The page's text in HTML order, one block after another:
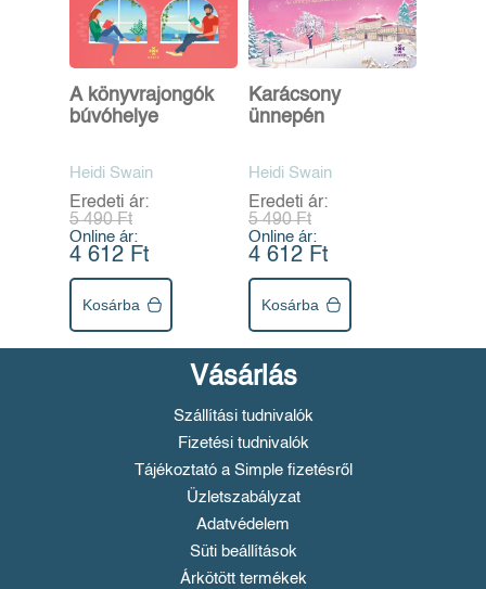
A könyvrajongók
búvóhelye
Heidi Swain
Eredeti ár:
5 490 Ft
Online ár:
4 612 Ft
Kosárba
Karácsony
ünnepén
Heidi Swain
Eredeti ár:
5 490 Ft
Online ár:
4 612 Ft
Kosárba
Vásárlás
Szállítási tudnivalók
Fizetési tudnivalók
Tájékoztató a Simple fizetésről
Üzletszabályzat
Adatvédelem
Süti beállítások
Árkötött termékek